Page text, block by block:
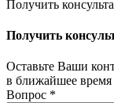
Получить
Получить
Оставьте Ваши
в ближайшее время
Вопрос *